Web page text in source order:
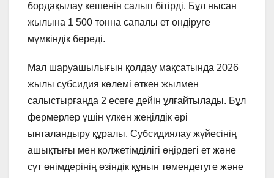
бордақылау кешенін салып бітірді. Бұл нысан
жылына 1 500 тонна сапалы ет өндіруге
мүмкіндік береді.
Мал шаруашылығын қолдау мақсатында 2026
жылы субсидия көлемі өткен жылмен
салыстырғанда 2 есеге дейін ұлғайтылады. Бұл
фермерлер үшін үлкен жеңілдік әрі
ынталандыру құралы. Субсидиялау жүйесінің
ашықтығы мен қолжетімділігі өңірдегі ет және
сүт өнімдерінің өзіндік құнын төмендетуге және